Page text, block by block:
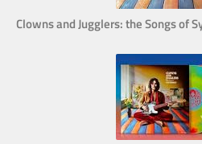
Clowns and Jugglers: the Songs of